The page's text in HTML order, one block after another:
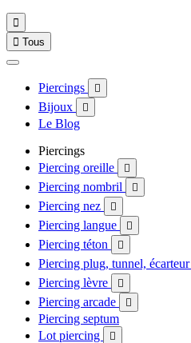

 Tous
Piercings 
Bijoux 
Le Blog
Piercings
Piercing oreille

Piercing nombril 
Piercing nez 
Piercing langue 
Piercing téton 
Piercing plug, tunnel, écarteur
Piercing lèvre 
Piercing arcade 
Piercing septum
Lot piercing
